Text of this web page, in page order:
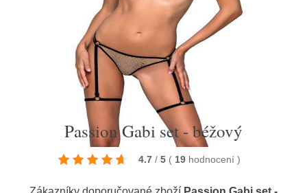
Passion Gabi set - béžový
4.7 / 5 ( 19 hodnocení )